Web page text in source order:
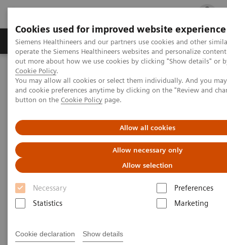
Cookies used for improved website experience
Siemens Healthineers and our partners use cookies and other
operate the Siemens Healthineers websites and personalize
out more about how we use cookies by clicking "Show details" or
Cookie Policy.
You may allow all cookies or select them individually. And you
and cookie preferences anytime by clicking on the "Review and
button on the Cookie Policy page.
Allow all cookies
Allow necessary only
Allow selection
Necessary
Preferences
Statistics
Marketing
Cookie declaration Show details
Produits & services Support & formations
Accueil
Politique de protection des données personnelles
Politique de confidentialité pour les clients dans le cadre de visites
Politique de confidentialité
pour les clients dans le cadre de
visites
À propos du traitement des données personnelles
des clients visitant Siemens Healthineers.